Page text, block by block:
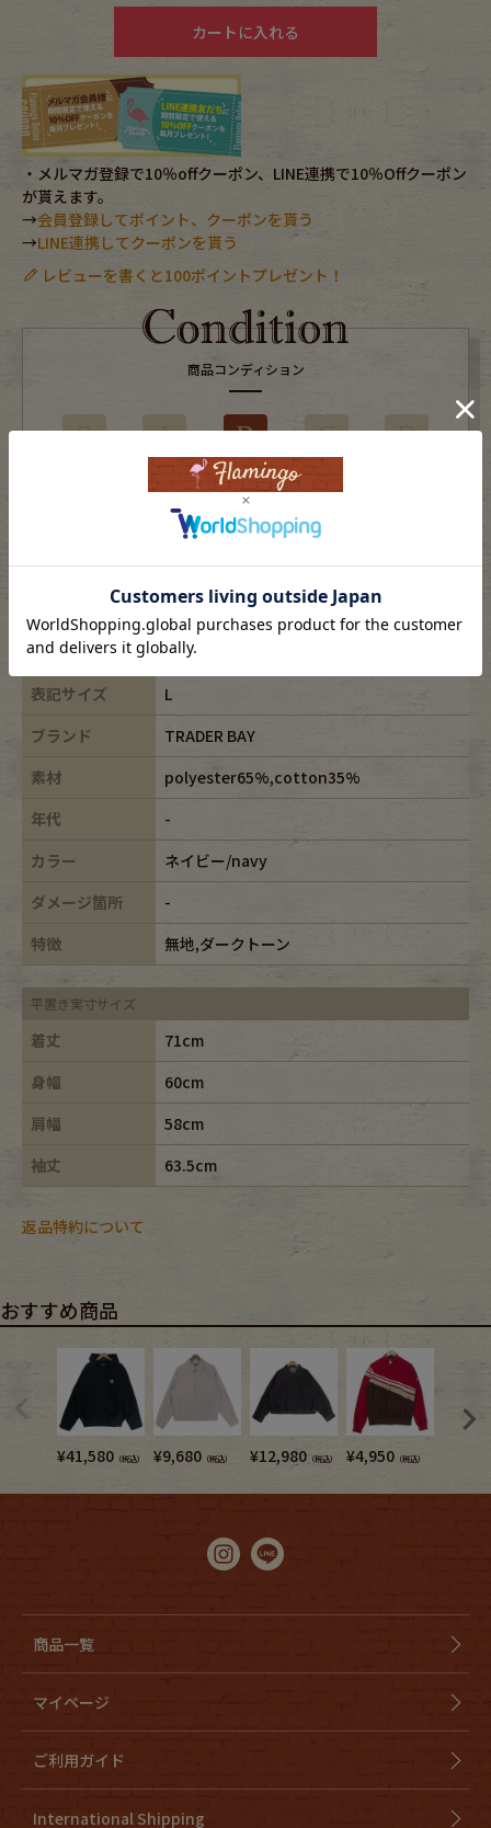
Bag
Accessory
Belt antique goods
Keyring vintage bicycle
FAFATT
カートに入れる
・メルマガ登録で10％offクーポン、LINE連携で10％Offクーポン
が貰えます。
→会員登録してポイント、クーポンを貰う
→LINE連携してクーポンを貰う
レビューを書くと100ポイントプレゼント！
商品コンディション
S A B C D
使用感はあるがダメージの少ない商品
※USEDですので使用感などございますが、まだまだご愛用していただけます。
古着という事をご理解の上ご注文よろしくお願いします。
表記サイズ
L
ブランド
TRADER BAY
素材
polyester65%,cotton35%
年代
-
カラー
ネイビー/navy
ダメージ箇所
-
特徴
無地,ダークトーン
平置き実寸サイズ
着丈
71cm
身幅
60cm
肩幅
58cm
袖丈
63.5cm
返品特約について
おすすめ商品
¥41,580 （税込） ¥9,680 （税込） ¥12,980 （税込） ¥4,950 （税込）
商品一覧
マイページ
ご利用ガイド
International Shipping